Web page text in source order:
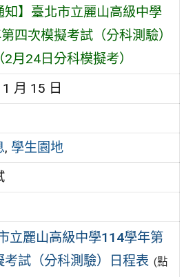
知】臺北市立麗山高級中學
四次模擬考試（分科測驗）
2月24日分科模擬考）
月 15 日
, 學生園地
立麗山高級中學114學年第
考試（分科測驗）日程表 (點